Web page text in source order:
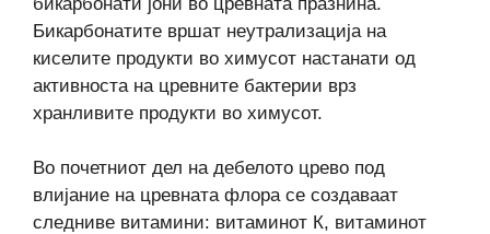
Бикарбонатите вршат неутрализација на
киселите продукти во химусот настанати од
активноста на цревните бактерии врз
хранливите продукти во химусот.
Во почетниот дел на дебелото црево под
влијание на цревната флора се создаваат
следниве витамини: витаминот К, витаминот